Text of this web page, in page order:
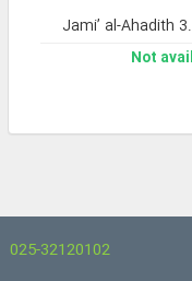
Jami’ al-Ahadith
Not
025-32120102